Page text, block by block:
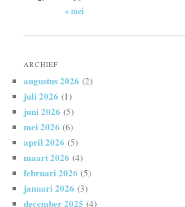
« mei
ARCHIEF
augustus 2026 (2)
juli 2026 (1)
juni 2026 (5)
mei 2026 (6)
april 2026 (5)
maart 2026 (4)
februari 2026 (5)
januari 2026 (3)
december 2025 (4)